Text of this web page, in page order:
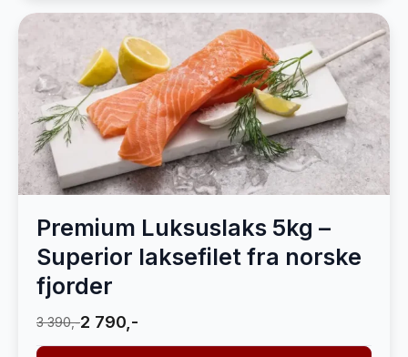
Premium Luksuslaks 5kg –
Superior laksefilet fra norske
fjorder
3 390,-2 790,-